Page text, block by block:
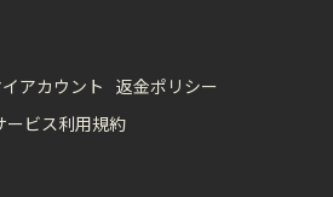
アカウント 返金ポリシー
ービス利用規約